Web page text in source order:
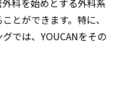
科を始めとする外科系
とができます。特に、
では、YOUCANをその